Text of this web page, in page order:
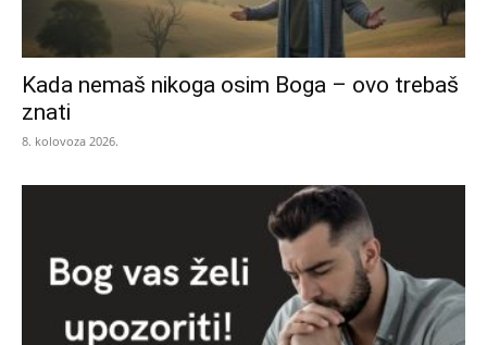
Kada nemaš nikoga osim Boga – ovo trebaš
znati
8. kolovoza 2026.